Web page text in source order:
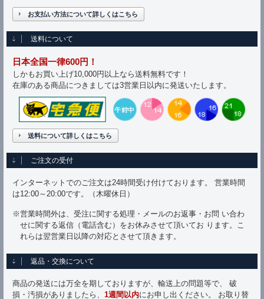
お支払い方法について詳しくはこちら
送料について
日本全国一律600円！
しかもお買い上げ10,000円以上なら送料無料です！
在庫のある商品につきましては3営業日以内に発送いたします。
送料について詳しくはこちら
ご注文の受付
インターネットでのご注文は24時間受け付けております。 営業時間
は12:00～20:00です。（木曜休日）
※営業時間外は、受注に関する処理・メールのお返事・お問 い合わ
せに関する返信（電話含む）をお休みさせて頂いてお ります。こ
れらは翌営業日以降の対応とさせて頂きます。
返品・交換について
商品の発送には万全を期しておりますが、輸送上の問題等で、 破
損・汚損がありましたら、 1週間以内にお申し出ください。 お取り替